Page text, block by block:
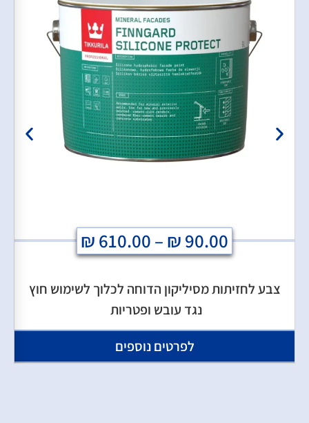
₪90.00
–
₪610.00
צבע לחזיתות מסיליקון הדוחה לכלוך לשימוש חוץ
נגד עובש ופטריות
לפרטים נוספים